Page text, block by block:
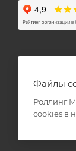
Файлы
Роллинг
сookies в